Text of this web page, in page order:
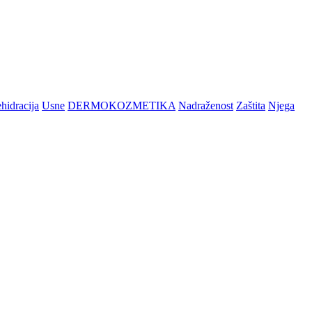
Usne DERMOKOZMETIKA Nadraženost Zaštita Njega